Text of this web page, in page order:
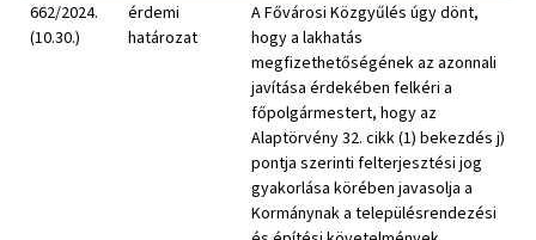
662/2024.
(10.30.)
érdemi
határozat
A Fővárosi Közgyűlés úgy dönt,
hogy a lakhatás
megfizethetőségének az azonnali
javítása érdekében felkéri a
főpolgármestert, hogy az
Alaptörvény 32. cikk (1) bekezdés j)
pontja szerinti felterjesztési jog
gyakorlása körében javasolja a
Kormánynak a településrendezési